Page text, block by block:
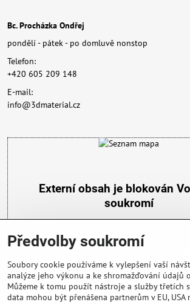
Bc. Procházka Ondřej
pondělí - pátek - po domluvě nonstop
Telefon:
+420 605 209 148
E-mail:
info@3dmaterial.cz
Externí obsah je blokován
soukromí
Přejete si načíst externí obsah?
Povolit a zapamatovat - souhlas s
Funkční
Předvolby soukromí
Soubory cookie používáme k vylepšení vaší
analýze jeho výkonu a ke shromažďování údajů
Můžeme k tomu použít nástroje a služby třetích
data mohou být přenášena partnerům v EU, USA